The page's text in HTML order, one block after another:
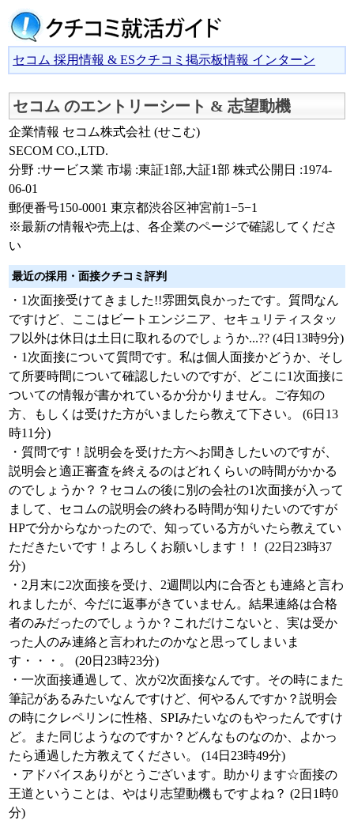
セコム 採用情報 & ESクチコミ掲示板情報 インターン
セコム のエントリーシート & 志望動機
企業情報 セコム株式会社 (せこむ)
SECOM CO.,LTD.
分野 :サービス業 市場 :東証1部,大証1部 株式公開日 :1974-
06-01
郵便番号150-0001 東京都渋谷区神宮前1−5−1
※最新の情報や売上は、各企業のページで確認してくださ
い
最近の採用・面接クチコミ評判
・1次面接受けてきました!!雰囲気良かったです。質問なん
ですけど、ここはビートエンジニア、セキュリティスタッ
フ以外は休日は土日に取れるのでしょうか...?? (4日13時9分)
・1次面接について質問です。私は個人面接かどうか、そし
て所要時間について確認したいのですが、どこに1次面接に
ついての情報が書かれているか分かりません。ご存知の
方、もしくは受けた方がいましたら教えて下さい。 (6日13
時11分)
・質問です！説明会を受けた方へお聞きしたいのですが、
説明会と適正審査を終えるのはどれくらいの時間がかかる
のでしょうか？？セコムの後に別の会社の1次面接が入って
まして、セコムの説明会の終わる時間が知りたいのですが
HPで分からなかったので、知っている方がいたら教えてい
ただきたいです！よろしくお願いします！！ (22日23時37
分)
・2月末に2次面接を受け、2週間以内に合否とも連絡と言わ
れましたが、今だに返事がきていません。結果連絡は合格
者のみだったのでしょうか？これだけこないと、実は受か
った人のみ連絡と言われたのかなと思ってしまいま
す・・・。 (20日23時23分)
・一次面接通過して、次が2次面接なんです。その時にまた
筆記があるみたいなんですけど、何やるんですか？説明会
の時にクレペリンに性格、SPIみたいなのもやったんですけ
ど。また同じようなのですか？どんなものなのか、よかっ
たら通過した方教えてください。 (14日23時49分)
・アドバイスありがとうございます。助かります☆面接の
王道ということは、やはり志望動機もですよね？ (2日1時0
分)